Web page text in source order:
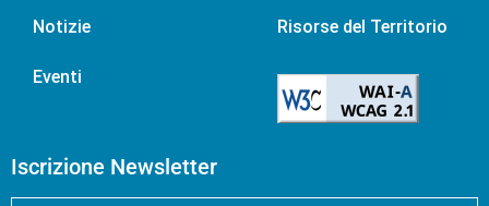
Notizie
Eventi
Risorse del Territorio
Iscrizione Newsletter